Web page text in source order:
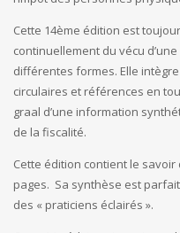
Cette 14ème édition est
continuellement du vécu
différentes formes. Elle
circulaires et références en
graal d’une information
de la fiscalité.
Cette édition contient le
pages. Sa synthèse est
des « praticiens éclairés ».